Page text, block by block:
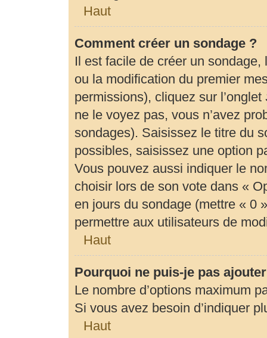
Haut
Comment créer un sondage ?
Il est facile de créer un sondage,
ou la modification du premier
permissions), cliquez sur l’onglet
ne le voyez pas, vous n’avez
sondages). Saisissez le titre du
possibles, saisissez une option
Vous pouvez aussi indiquer le
choisir lors de son vote dans «
en jours du sondage (mettre « 0
permettre aux utilisateurs de
Haut
Pourquoi ne puis-je pas
Le nombre d’options maximum
Si vous avez besoin d’indiquer
Haut